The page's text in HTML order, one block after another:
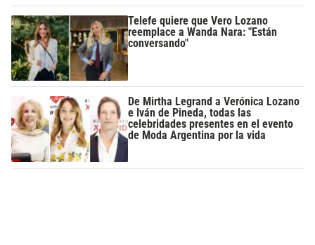
Telefe quiere que Vero Lozano
reemplace a Wanda Nara: "Están
conversando"
De Mirtha Legrand a Verónica Lozano
e Iván de Pineda, todas las
celebridades presentes en el evento
de Moda Argentina por la vida